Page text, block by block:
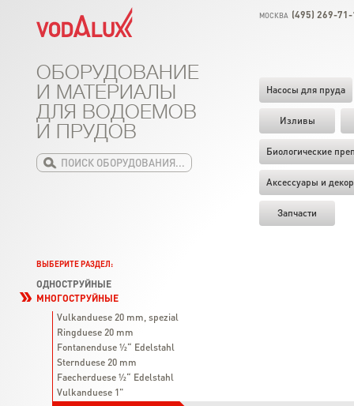
МОСКВА (495) 269-
Насосы для пруда
Изливы
Биологические
Аксессуары и декор
Запчасти
ОБОРУДОВАНИЕ
И МАТЕРИАЛЫ
ДЛЯ ВОДОЕМОВ
И ПРУДОВ
ВЫБЕРИТЕ РАЗДЕЛ:
ОДНОСТРУЙНЫЕ
МНОГОСТРУЙНЫЕ
Vulkanduese 20 mm, spezial
Ringduese 20 mm
Fontanenduse ½“ Edelstahl
Sternduese 20 mm
Faecherduese ½“ Edelstahl
Vulkanduese 1"